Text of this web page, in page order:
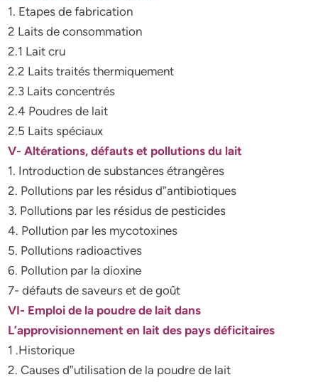
1. Etapes de fabrication
2 Laits de consommation
2.1 Lait cru
2.2 Laits traités thermiquement
2.3 Laits concentrés
2.4 Poudres de lait
2.5 Laits spéciaux
V- Altérations, défauts et pollutions du lait
1. Introduction de substances étrangères
2. Pollutions par les résidus d‟antibiotiques
3. Pollutions par les résidus de pesticides
4. Pollution par les mycotoxines
5. Pollutions radioactives
6. Pollution par la dioxine
7- défauts de saveurs et de goût
VI- Emploi de la poudre de lait dans
L’approvisionnement en lait des pays déficitaires
1 .Historique
2. Causes d‟utilisation de la poudre de lait